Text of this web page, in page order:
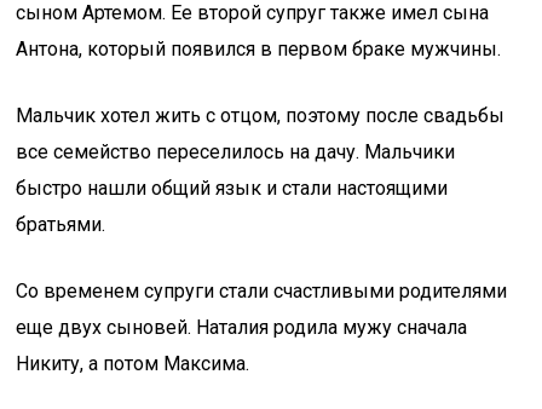
сыном Артемом. Ее второй супруг также имел сына
Антона, который появился в первом браке мужчины.
Мальчик хотел жить с отцом, поэтому после свадьбы
все семейство переселилось на дачу. Мальчики
быстро нашли общий язык и стали настоящими
братьями.
Со временем супруги стали счастливыми родителями
еще двух сыновей. Наталия родила мужу сначала
Никиту, а потом Максима.